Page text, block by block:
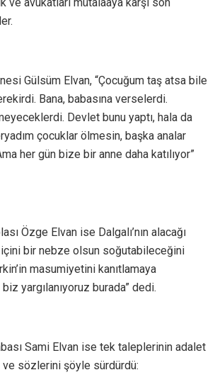
Gülsüm Elvan, “Çocuğum taş atsa bile
Bana, babasına verselerdi.
Devlet bunu yaptı, hala da
çocuklar ölmesin, başka analar
her gün bize bir anne daha katılıyor”
Özge Elvan ise Dalgalı’nın alacağı
içini bir nebze olsun soğutabileceğini
masumiyetini kanıtlamaya
yargılanıyoruz burada” dedi.
Sami Elvan ise tek taleplerinin adalet
sözlerini şöyle sürdürdü: